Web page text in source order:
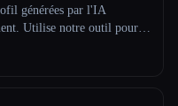
générées par l'IA
Utilise notre outil pour
IA personnalisées et
Essaye-le →